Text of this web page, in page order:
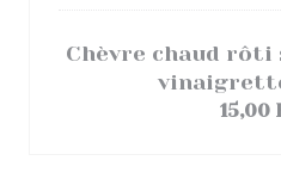
Chèvre chaud
15,00